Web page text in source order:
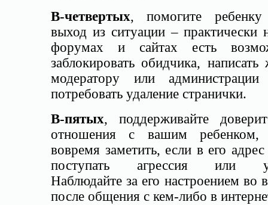
В-четвертых, помогите ребенку
выход из ситуации – практически
форумах и сайтах есть
заблокировать обидчика, написать
модератору или администрации
потребовать удаление странички.
В-пятых, поддерживайте
отношения с вашим ребенком,
вовремя заметить, если в его адрес
поступать агрессия или
Наблюдайте за его настроением во
после общения с кем-либо в